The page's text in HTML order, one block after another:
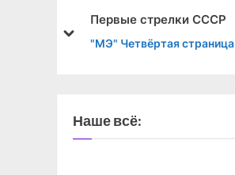
Первые стрелки СССР
"МЭ" Четвёртая страница
prev
next
Наше всё: